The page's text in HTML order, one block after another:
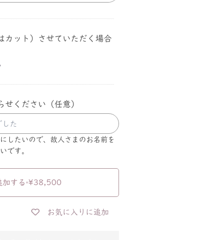
カット）させていただく場合
ください（任意）
したいので、故人さまのお名前を
です。
加する •¥38,500
お気に入りに追加